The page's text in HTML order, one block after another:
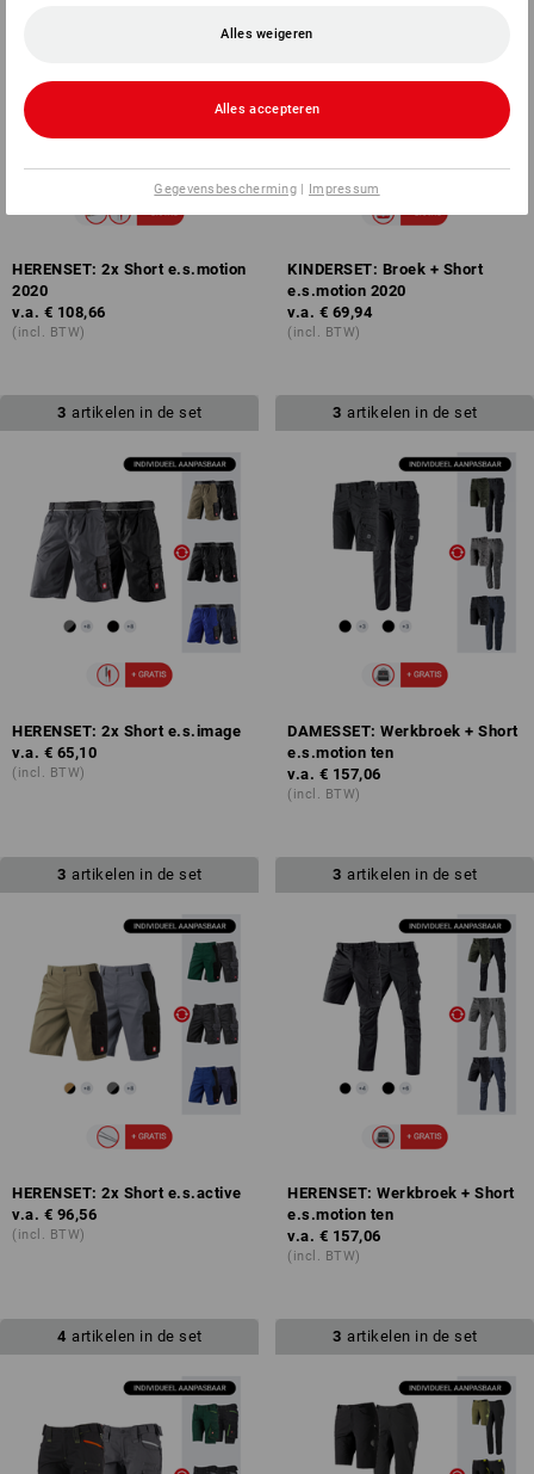
HERENSET: 2x Short e.s.motion
2020
v.a. € 108,66
(incl. BTW)
KINDERSET: Broek + Short
e.s.motion 2020
v.a. € 69,94
(incl. BTW)
3 artikelen in de set
HERENSET: 2x Short e.s.image
v.a. € 65,10
(incl. BTW)
3 artikelen in de set
DAMESSET: Werkbroek + Short
e.s.motion ten
v.a. € 157,06
(incl. BTW)
3 artikelen in de set
HERENSET: 2x Short e.s.active
v.a. € 96,56
(incl. BTW)
3 artikelen in de set
HERENSET: Werkbroek + Short
e.s.motion ten
v.a. € 157,06
(incl. BTW)
4 artikelen in de set 3 artikelen in de set
Alles weigeren
Alles accepteren
Gegevensbescherming | Impressum